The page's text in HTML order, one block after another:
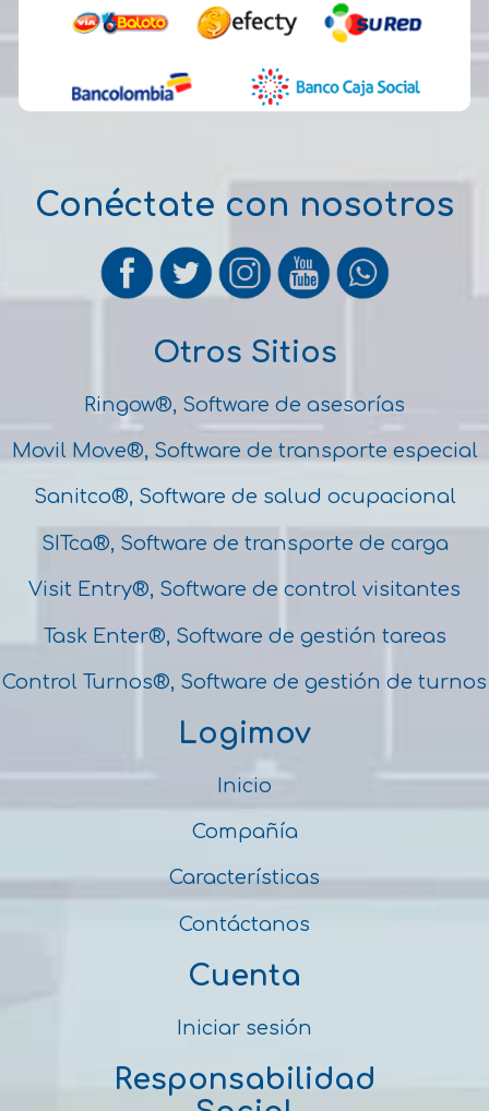
Conéctate con nosotros
Otros Sitios
Ringow®, Software de asesorías
Movil Move®, Software de transporte especial
Sanitco®, Software de salud ocupacional
SITca®, Software de transporte de carga
Visit Entry®, Software de control visitantes
Task Enter®, Software de gestión tareas
Control Turnos®, Software de gestión de turnos
Logimov
Inicio
Compañía
Características
Contáctanos
Cuenta
Iniciar sesión
Responsabilidad